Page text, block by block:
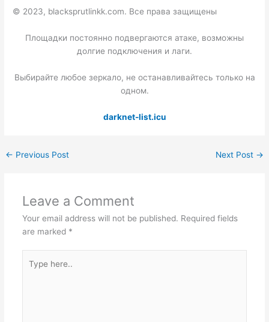
© 2023, blacksprutlinkk.com. Все права защищены
Площадки постоянно подвергаются атаке, возможны
долгие подключения и лаги.
Выбирайте любое зеркало, не останавливайтесь только на
одном.
darknet-list.icu
← Previous Post Next Post →
Leave a Comment
Your email address will not be published. Required fields
are marked *
here..